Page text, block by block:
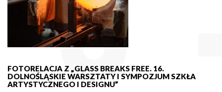
FOTORELACJA Z „GLASS BREAKS FREE. 16.
DOLNOŚLĄSKIE WARSZTATY I SYMPOZJUM SZKŁA
ARTYSTYCZNEGO I DESIGNU”